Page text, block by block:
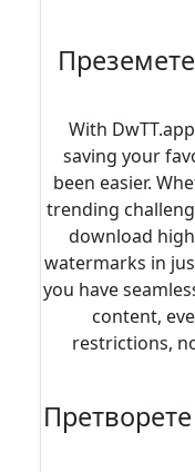
With
saving your
been easier.
trending
download
watermarks in
you have
content,
restrictions,